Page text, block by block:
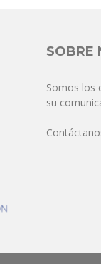
SOBRE
Somos los
su